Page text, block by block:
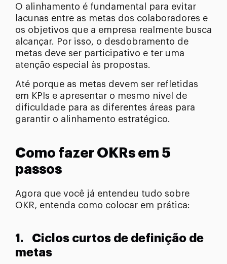
O alinhamento é fundamental para evitar
lacunas entre as metas dos colaboradores e
os objetivos que a empresa realmente busca
alcançar. Por isso, o desdobramento de
metas deve ser participativo e ter uma
atenção especial às propostas.
Até porque as metas devem ser refletidas
em KPIs e apresentar o mesmo nível de
dificuldade para as diferentes áreas para
garantir o alinhamento estratégico.
Como fazer OKRs em 5
passos
Agora que você já entendeu tudo sobre
OKR, entenda como colocar em prática:
1. Ciclos curtos de definição de
metas